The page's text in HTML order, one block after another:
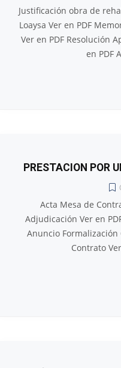
Justificación obra de
Loaysa Ver en PDF
Ver en PDF Resolución
en PDF
PRESTACION POR
Acta Mesa de
Adjudicación Ver en
Anuncio Formalización
Contrato